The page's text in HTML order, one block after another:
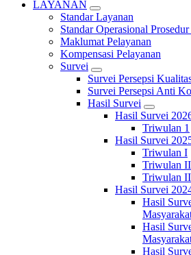
LAYANAN
Standar Layanan
Standar Operasional
Maklumat Pelayanan
Kompensasi Pelayanan
Survei
Survei Persepsi
Survei Persepsi Anti
Hasil Survei
Hasil Survei
Triwulan 1
Hasil Survei
Triwulan I
Triwulan II
Triwulan
Hasil Survei
Hasil
Hasil
Hasil